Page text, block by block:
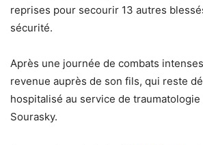
reprises pour secourir 13 autres
sécurité.
Après une journée de combats
revenue auprès de son fils, qui reste
hospitalisé au service de
Sourasky.